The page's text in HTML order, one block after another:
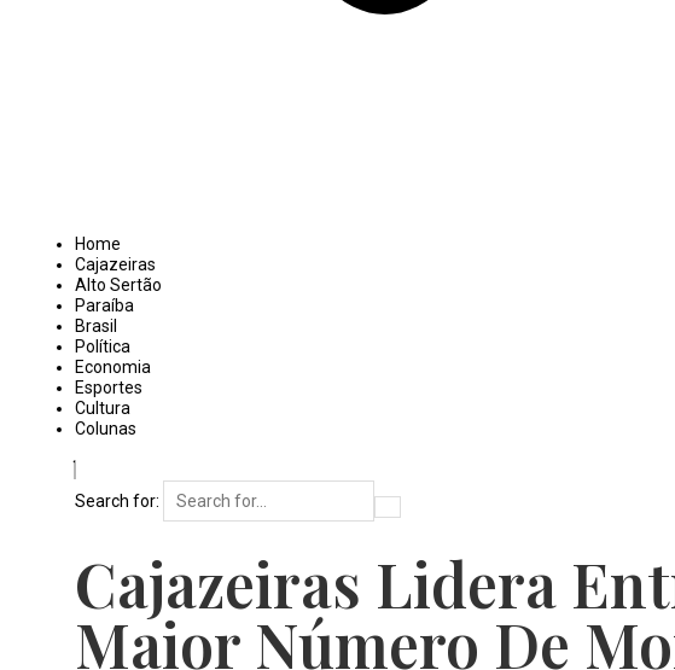
Home
Cajazeiras
Alto Sertão
Paraíba
Brasil
Política
Economia
Esportes
Cultura
Colunas
Search for:
Cajazeiras Lidera
Maior Número De